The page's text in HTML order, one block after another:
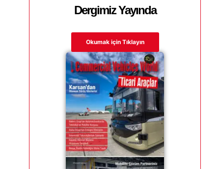
Dergimiz Yayında
Okumak için Tıklayın